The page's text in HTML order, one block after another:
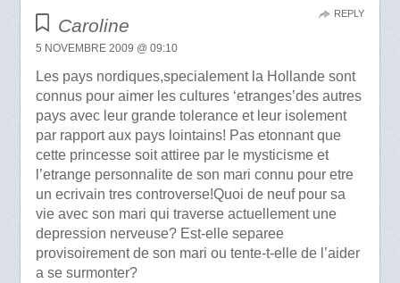
Caroline
5 NOVEMBRE 2009 @ 09:10
Les pays nordiques,specialement la Hollande sont
connus pour aimer les cultures ‘etranges’des autres
pays avec leur grande tolerance et leur isolement
par rapport aux pays lointains! Pas etonnant que
cette princesse soit attiree par le mysticisme et
l’etrange personnalite de son mari connu pour etre
un ecrivain tres controverse!Quoi de neuf pour sa
vie avec son mari qui traverse actuellement une
depression nerveuse? Est-elle separee
provisoirement de son mari ou tente-t-elle de l’aider
a se surmonter?
REPLY